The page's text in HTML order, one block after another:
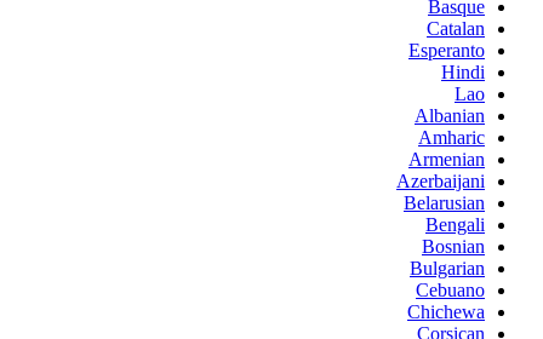
Basque
Catalan
Esperanto
Hindi
Lao
Albanian
Amharic
Armenian
Azerbaijani
Belarusian
Bengali
Bosnian
Bulgarian
Cebuano
Chichewa
Corsican